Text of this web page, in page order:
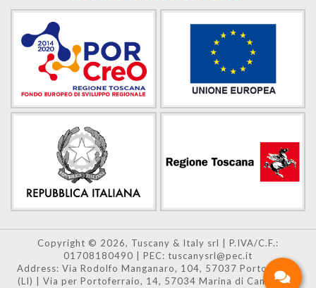
Copyright © 2026, Tuscany & Italy srl | P.IVA/C.F.:
01708180490 | PEC: tuscanysrl@pec.it
Address: Via Rodolfo Manganaro, 104, 57037 Portoferraio
(LI) | Via per Portoferraio, 14, 57034 Marina di Campo (LI)